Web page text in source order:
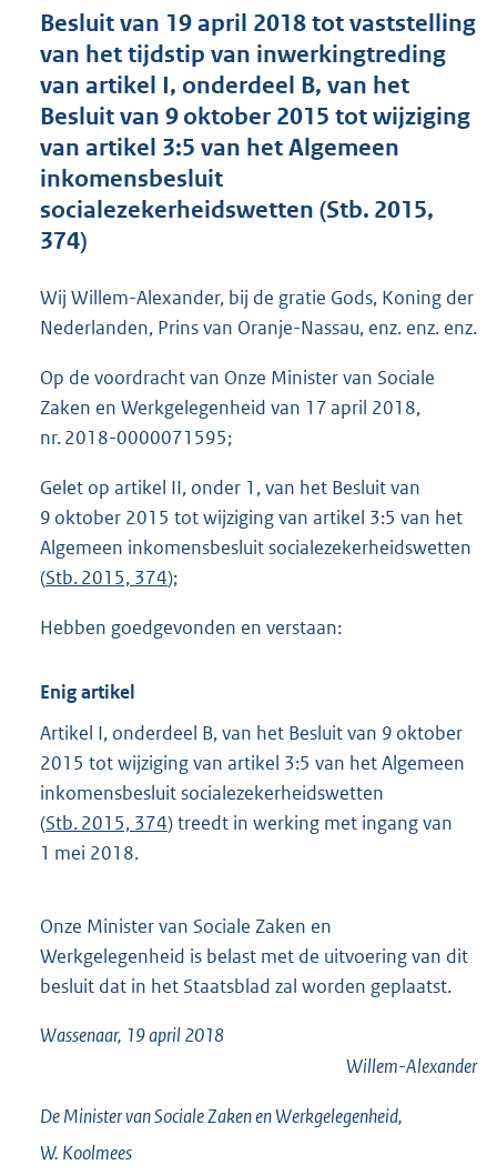
n
d
s
g
r
o
o
e
0
b
Besluit van 19 april 2018 tot vaststelling
van het tijdstip van inwerkingtreding
van artikel I, onderdeel B, van het
Besluit van 9 oktober 2015 tot wijziging
van artikel 3:5 van het Algemeen
inkomensbesluit
socialezekerheidswetten (Stb. 2015,
374)
Wij Willem-Alexander, bij de gratie Gods, Koning der
Nederlanden, Prins van Oranje-Nassau, enz. enz. enz.
Op de voordracht van Onze Minister van Sociale
Zaken en Werkgelegenheid van 17 april 2018,
nr. 2018-0000071595;
Gelet op artikel II, onder 1, van het Besluit van
9 oktober 2015 tot wijziging van artikel 3:5 van het
Algemeen inkomensbesluit socialezekerheidswetten
(Stb. 2015, 374);
Hebben goedgevonden en verstaan:
Enig artikel
Artikel I, onderdeel B, van het Besluit van 9 oktober
2015 tot wijziging van artikel 3:5 van het Algemeen
inkomensbesluit socialezekerheidswetten
(Stb. 2015, 374) treedt in werking met ingang van
1 mei 2018.
Onze Minister van Sociale Zaken en
Werkgelegenheid is belast met de uitvoering van dit
besluit dat in het Staatsblad zal worden geplaatst.
Wassenaar, 19 april 2018
Willem-Alexander
De Minister van Sociale Zaken en Werkgelegenheid,
W. Koolmees